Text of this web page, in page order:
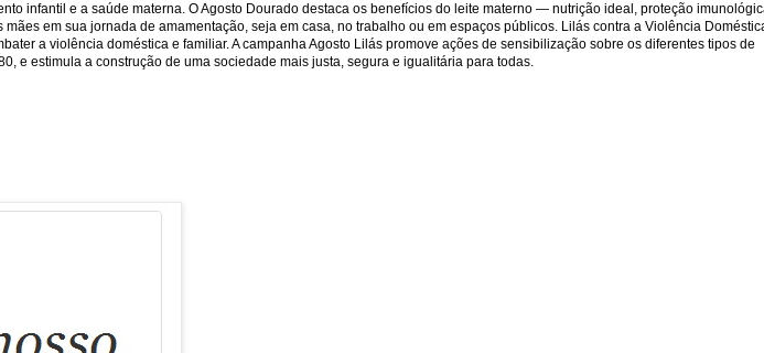
infantil e a saúde materna. O Agosto Dourado destaca os benefícios do leite materno — nutrição ideal, proteção
em sua jornada de amamentação, seja em casa, no trabalho ou em espaços públicos. Lilás contra a Violência
a violência doméstica e familiar. A campanha Agosto Lilás promove ações de sensibilização sobre os diferentes tipos de
e estimula a construção de uma sociedade mais justa, segura e igualitária para todas.